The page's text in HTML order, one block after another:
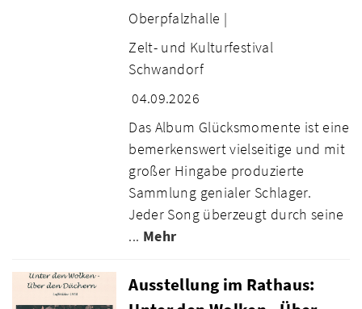
Oberpfalzhalle |
Zelt- und Kulturfestival
Schwandorf
04.09.2026
Das Album Glücksmomente ist eine
bemerkenswert vielseitige und mit
großer Hingabe produzierte
Sammlung genialer Schlager.
Jeder Song überzeugt durch seine
... Mehr
Ausstellung im Rathaus: